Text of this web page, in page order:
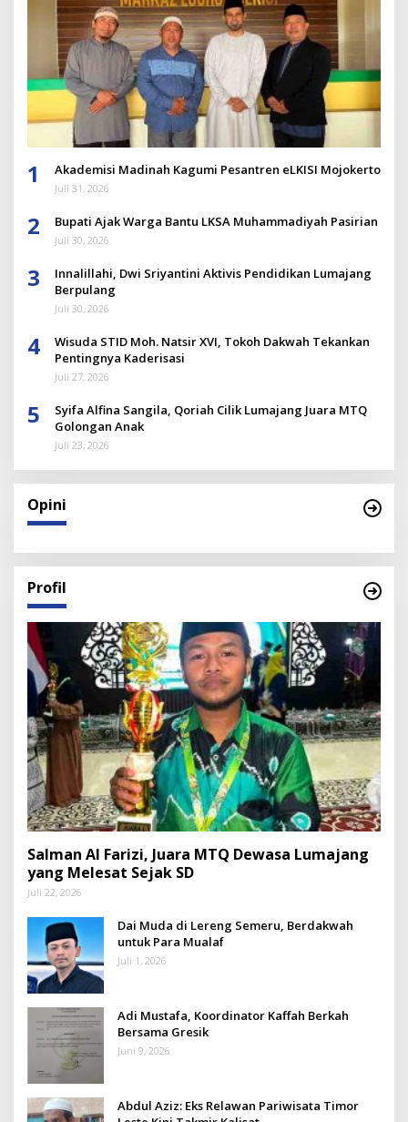
1 Akademisi Madinah Kagumi Pesantren eLKISI Mojokerto
Juli 31, 2026
2 Bupati Ajak Warga Bantu LKSA Muhammadiyah Pasirian
Juli 30, 2026
3
Innalillahi, Dwi Sriyantini Aktivis Pendidikan Lumajang
Berpulang
Juli 30, 2026
4
Wisuda STID Moh. Natsir XVI, Tokoh Dakwah Tekankan
Pentingnya Kaderisasi
Juli 27, 2026
5
Syifa Alfina Sangila, Qoriah Cilik Lumajang Juara MTQ
Golongan Anak
Juli 23, 2026
Opini
Profil
Salman Al Farizi, Juara MTQ Dewasa Lumajang
yang Melesat Sejak SD
Juli 22, 2026
Dai Muda di Lereng Semeru, Berdakwah
untuk Para Mualaf
Juli 1, 2026
Adi Mustafa, Koordinator Kaffah Berkah
Bersama Gresik
Juni 9, 2026
Abdul Aziz: Eks Relawan Pariwisata Timor